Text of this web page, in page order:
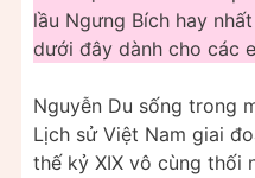
lầu Ngưng Bích hay
dưới đây dành cho các
Nguyễn Du sống trong
Lịch sử Việt Nam giai
thế kỷ XIX vô cùng thối